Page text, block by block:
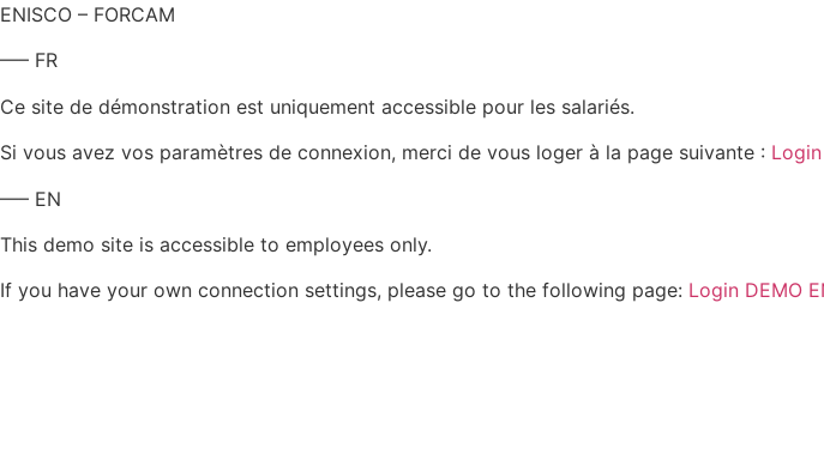
ENISCO – FORCAM
—– FR
Ce site de démonstration est uniquement accessible pour les salariés.
Si vous avez vos paramètres de connexion, merci de vous loger à la page suivante :
—– EN
This demo site is accessible to employees only.
If you have your own connection settings, please go to the following page: Login DEMO